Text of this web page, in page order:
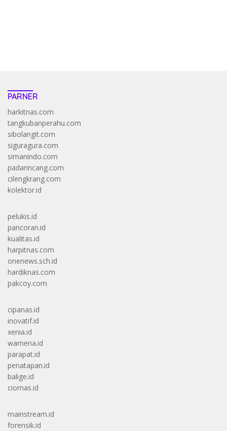
PARNER
harkitnas.com
tangkubanperahu.com
sibolangit.com
siguragura.com
simanindo.com
padarincang.com
cilengkrang.com
kolektor.id
pelukis.id
pancoran.id
kualitas.id
harpitnas.com
onenews.sch.id
hardiknas.com
pakcoy.com
cipanas.id
inovatif.id
xenia.id
wamena.id
parapat.id
penatapan.id
balige.id
ciomas.id
mainstream.id
forensik.id